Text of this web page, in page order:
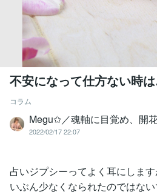
不安になって仕方ない時
コラム
Megu✩／魂軸に目覚め、開
2022/02/17 22:07
占いジプシーってよく耳にしま
いぶん少なくなられたのではない